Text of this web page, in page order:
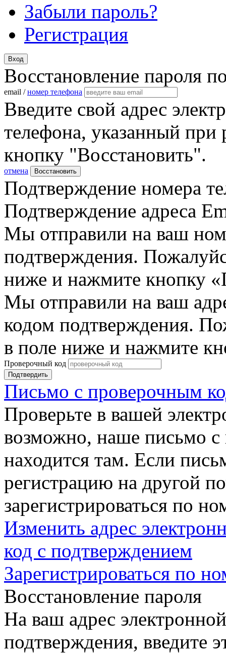
Забыли пароль?
Регистрация
Вход
Восстановление пароля
email /номер телефона
Введите свой адрес
телефона, указанный при
кнопку "Восстановить".
отмена Восстановить
Подтверждение номера
Подтверждение адреса
Мы отправили на ваш
подтверждения.
ниже и нажмите кнопку
Мы отправили на ваш
кодом подтверждения.
в поле ниже и нажмите
Проверочный код
Подтвердить
Письмо с проверочным
Проверьте в вашей
возможно, наше письмо с
находится там. Если
регистрацию на другой
зарегистрироваться по
Изменить адрес
код с подтверждением
Зарегистрироваться по
Восстановление пароля
На ваш адрес
подтверждения, введите